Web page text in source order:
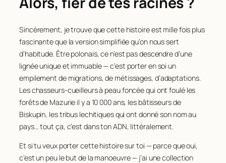
Sincèrement, je trouve que cette histoire est mille fois plus
fascinante que la version simplifiée qu’on nous sert
d’habitude. Être polonais, ce n’est pas descendre d’une
lignée unique et immuable — c’est porter en soi un
empilement de migrations, de métissages, d’adaptations.
Les chasseurs-cueilleurs à peau foncée qui ont foulé les
forêts de Mazurie il y a 10 000 ans, les bâtisseurs de
Biskupin, les tribus lechitiques qui ont donné son nom au
pays… tout ça, c’est dans ton ADN, littéralement.
Et si tu veux porter cette histoire sur toi — parce que oui,
c’est un peu le but de la manoeuvre — j’ai une collection